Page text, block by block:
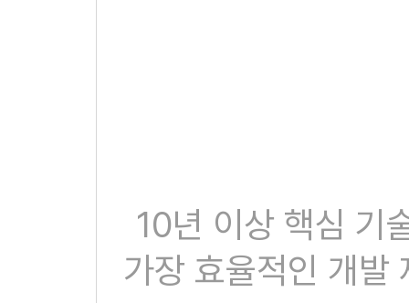
10년 이상 핵심 기
가장 효율적인 개발